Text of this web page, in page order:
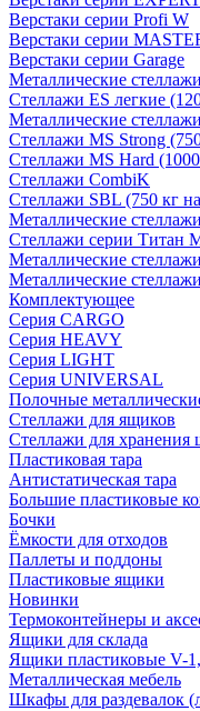
Верстаки серии Profi W
Верстаки серии
Верстаки серии Garage
Металлические стеллажи
Стеллажи ES легкие
Металлические
Стеллажи MS Strong
Стеллажи MS Hard
Стеллажи CombiK
Стеллажи SBL (750 кг
Металлические
Стеллажи серии Титан
Металлические
Металлические
Комплектующее
Серия CARGO
Серия HEAVY
Серия LIGHT
Серия UNIVERSAL
Полочные
Стеллажи для ящиков
Стеллажи для хранения
Пластиковая тара
Антистатическая тара
Большие пластиковые
Бочки
Ёмкости для отходов
Паллеты и поддоны
Пластиковые ящики
Новинки
Термоконтейнеры и
Ящики для склада
Ящики пластиковые V-
Металлическая мебель
Шкафы для раздевалок